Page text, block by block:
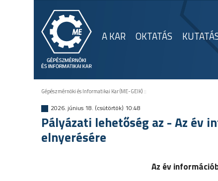
A KAR OKTATÁS
Gépészmérnöki és Informatikai Kar (ME-GEIK)::
2026. június 18. (csütörtök) 10:48
Pályázati lehetőség az - Az év
elnyerésére
Az év